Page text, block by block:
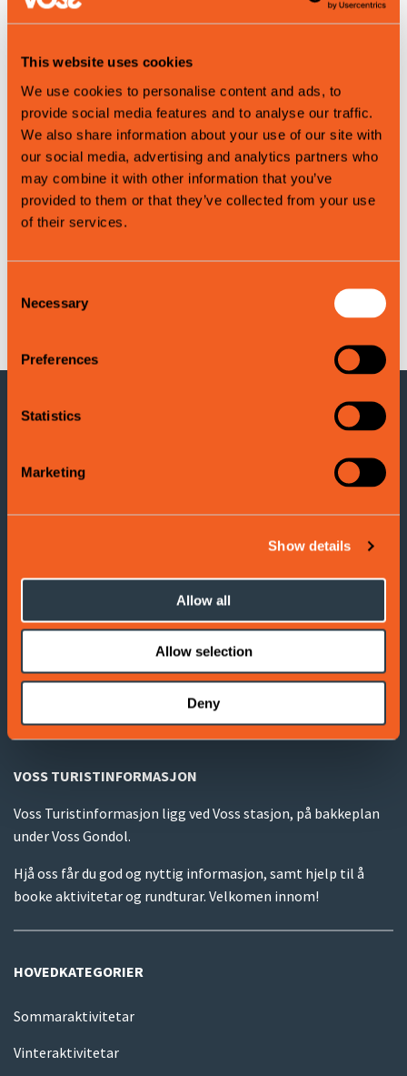
This website uses cookies
We use cookies to personalise content and ads, to
provide social media features and to analyse our traffic.
We also share information about your use of our site with
our social media, advertising and analytics partners who
may combine it with other information that you’ve
provided to them or that they’ve collected from your use
of their services.
Selection
Necessary
Preferences
Statistics
Marketing
Show details
Allow all
Allow selection
Deny
Map
contributors
Voss Turistinformasjon
Cookies
VOSS TURISTINFORMASJON
Voss Turistinformasjon ligg ved Voss stasjon, på bakkeplan
under Voss Gondol.
Hjå oss får du god og nyttig informasjon, samt hjelp til å
booke aktivitetar og rundturar. Velkomen innom!
HOVEDKATEGORIER
Sommaraktivitetar
Vinteraktivitetar